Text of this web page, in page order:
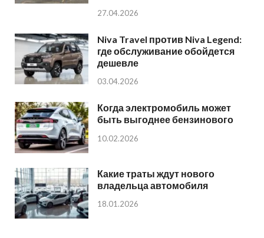
27.04.2026
Niva Travel против Niva Legend:
где обслуживание обойдется
дешевле
03.04.2026
Когда электромобиль может
быть выгоднее бензинового
10.02.2026
Какие траты ждут нового
владельца автомобиля
18.01.2026